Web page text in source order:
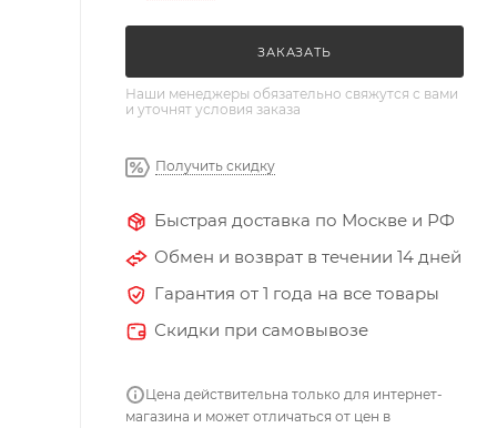
ЗАКАЗАТЬ
Наши менеджеры обязательно свяжутся с вами
и уточнят условия заказа
Получить скидку
Быстрая доставка по Москве и РФ
Обмен и возврат в течении 14 дней
Гарантия от 1 года на все товары
Скидки при самовывозе
Цена действительна только для интернет-
магазина и может отличаться от цен в